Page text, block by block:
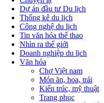
Dự án đầu tư Du lịch
Thống kê du lịch
Công nghệ du lịch
Tin văn hóa thể thao
Nhìn ra thế giới
Doanh nghiệp du lịch
Văn hóa
Chợ Việt nam
Món ăn, hoa, trái
Kiến trúc, mỹ thuật
Trang phục